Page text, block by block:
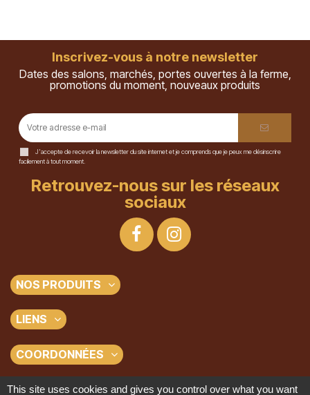
Inscrivez-vous à notre newsletter
Dates des salons, marchés, portes ouvertes à la ferme,
promotions du moment, nouveaux produits
J'accepte de recevoir la newsletter du site internet et je comprends que je peux me désinscrire
facilement à tout moment.
Retrouvez-nous sur les réseaux
sociaux
NOS PRODUITS
LIENS
COORDONNÉES
This site uses cookies and gives you control over what you want